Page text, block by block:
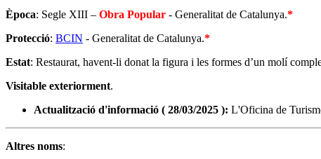
Època: Segle XIII – Obra Popular - Generalitat de Catalunya.*
Protecció: BCIN - Generalitat de Catalunya.*
Estat: Restaurat, havent-li donat la figura i les formes d’un molí
Visitable exteriorment.
Actualització d'informació ( 28/03/2025 ): L'Oficina de
Altres noms: